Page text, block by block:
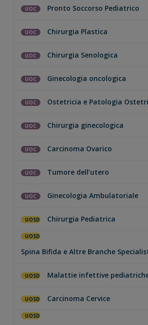
UOC Pronto Soccorso Pediatrico
UOC Chirurgia Plastica
UOC Chirurgia Senologica
UOC Ginecologia oncologica
UOC Ostetricia e Patologia
UOC Chirurgia ginecologica
UOC Carcinoma Ovarico
UOC Tumore dell’utero
UOC Ginecologia Ambulatoriale
UOSD Chirurgia Pediatrica
UOSD
Spina Bifida e Altre Branche
UOSD Malattie infettive
UOSD Carcinoma Cervice
UOSD